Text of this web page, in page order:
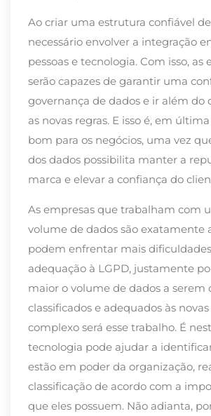
Ao criar uma estrutura confiável
necessário envolver a integração
pessoas e tecnologia. Com isso, as
serão capazes de garantir uma
governança de dados e ir além do
as novas regras. E isso é, em
bom para os negócios, uma vez
dos dados possibilita manter a
marca e elevar a confiança do
As empresas que trabalham com
volume de dados são exatamente
podem enfrentar mais
adequação à LGPD, justamente
maior o volume de dados a serem
classificados e adequados às
complexo será esse trabalho. É
tecnologia pode ajudar a
estão em poder da organização,
classificação de acordo com a
que eles possuem. Não adianta,